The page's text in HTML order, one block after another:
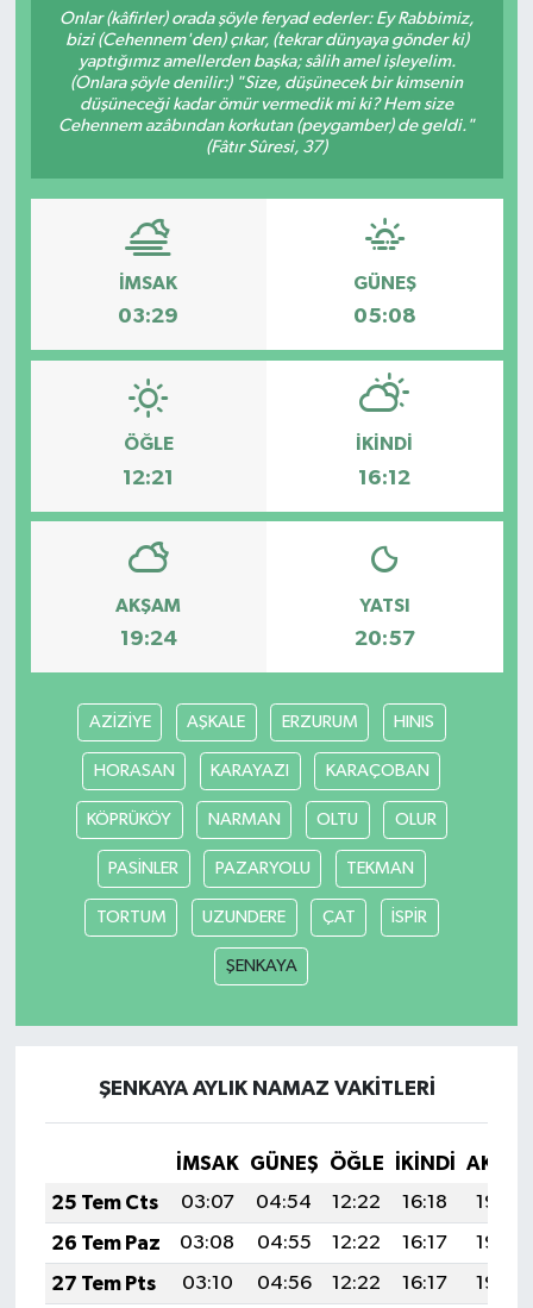
Onlar (kâfirler) orada şöyle feryad ederler: Ey Rabbimiz,
bizi (Cehennem'den) çıkar, (tekrar dünyaya gönder ki)
yaptığımız amellerden başka; sâlih amel işleyelim.
(Onlara şöyle denilir:) "Size, düşünecek bir kimsenin
düşüneceği kadar ömür vermedik mi ki? Hem size
Cehennem azâbından korkutan (peygamber) de geldi."
(Fâtır Sûresi, 37)
İMSAK
03:29
GÜNEŞ
05:08
ÖĞLE
12:21
İKINDI
16:12
AKŞAM
19:24
YATSI
20:57
AZİZİYE AŞKALE ERZURUM HINIS
HORASAN KARAYAZI KARAÇOBAN
KÖPRÜKÖY NARMAN OLTU OLUR
PASİNLER PAZARYOLU TEKMAN
TORTUM UZUNDERE ÇAT İSPİR
ŞENKAYA
ŞENKAYA AYLIK NAMAZ VAKITLERI
İMSAK GÜNEŞ ÖĞLE İKINDI
25 Tem Cts
03:07 04:54 12:22 16:18
19:40
26 Tem Paz
03:08 04:55 12:22 16:17
19:40
27 Tem Pts
03:10 04:56 12:22 16:17
19:39
RESMİ İLANLAR